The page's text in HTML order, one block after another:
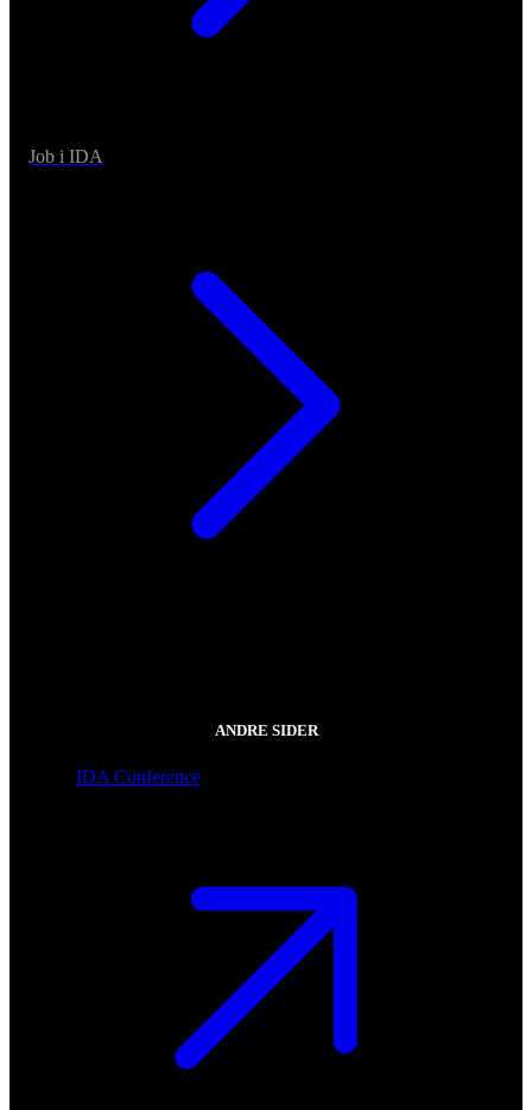
Job i IDA
ANDRE SIDER
IDA Conference